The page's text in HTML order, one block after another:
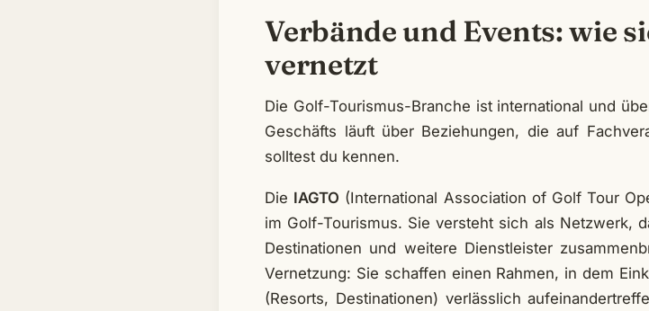
Verbände und Events: wie
vernetzt
Die Golf-Tourismus-Branche ist international und
Geschäfts läuft über Beziehungen, die auf
solltest du kennen.
Die IAGTO (International Association of Golf Tour
im Golf-Tourismus. Sie versteht sich als Netzwerk,
Destinationen und weitere Dienstleister
Vernetzung: Sie schaffen einen Rahmen, in dem
(Resorts, Destinationen) verlässlich